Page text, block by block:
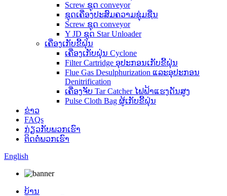
Screw ຊຸດ conveyor
ຊຸດເຄື່ອງປະສົມຄວາມຊຸ່ມຊື່ນ
Screw ຊຸດ conveyor
Y JD ຊຸດ Star Unloader
ເຄື່ອງເກັບຂີ້ຝຸ່ນ
ເຄື່ອງເກັບຝຸ່ນ Cyclone
Filter Cartridge ອຸປະກອນເກັບຂີ້ຝຸ່ນ
Flue Gas Desulphurization ແລະອຸປະກອນ
Denitrification
ເຄື່ອງຈັບ Tar Catcher ໄຟຟ້າແຮງດັນສູງ
Pulse Cloth Bag ຜູ້ເກັບຂີ້ຝຸ່ນ
ຂ່າວ
FAQs
ກ່ຽວ​ກັບ​ພວກ​ເຮົາ
ຕິດ​ຕໍ່​ພວກ​ເຮົາ
English
ບ້ານ